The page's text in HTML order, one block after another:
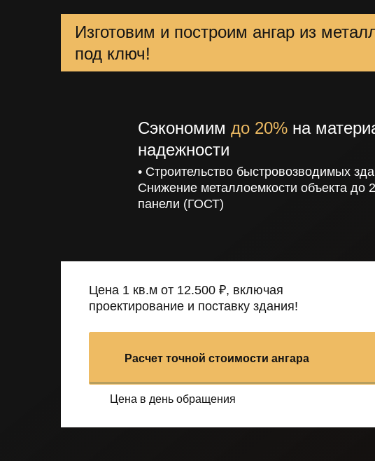
Изготовим и построим ангар из
под ключ!
Сэкономим до 20% на
надежности
• Строительство быстровозводимых
Снижение металлоемкости объекта до
панели (ГОСТ)
Цена 1 кв.м от 12.500 ₽, включая
проектирование и поставку здания!
Расчет точной стоимости ангара
Цена в день обращения